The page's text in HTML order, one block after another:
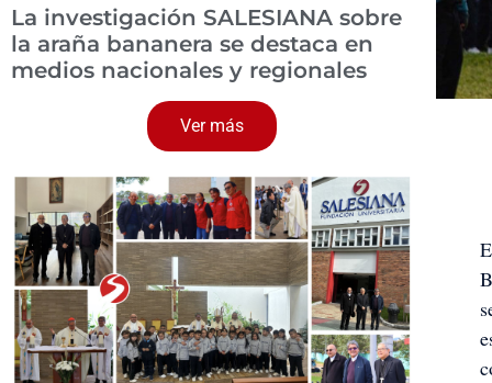
La investigación SALESIANA sobre
la araña bananera se destaca en
medios nacionales y regionales
Ver más